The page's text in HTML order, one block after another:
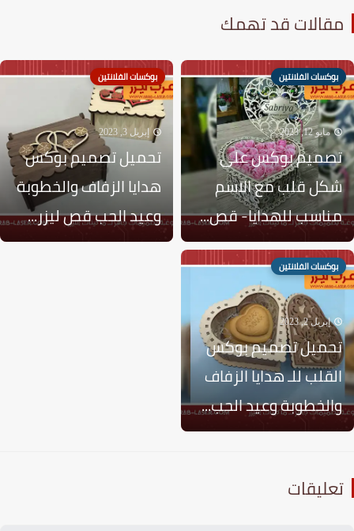
قد تهمك
بوكسات الفلانتين
مايو 12, 2023
بوكس على
قلب مع الاسم
للهدايا- قص...
بوكسات الفلانتين
إبريل 3, 2023
تحميل تصميم بوكس
هدايا الزفاف والخطوبة
وعيد الحب قص ليزر...
بوكسات الفلانتين
إبريل 2, 2023
تصميم بوكس
للـ هدايا الزفاف
وعيد الحب...